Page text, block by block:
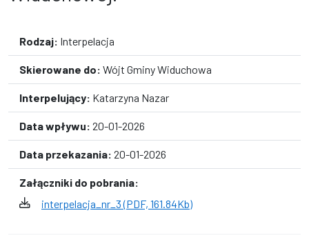
Rodzaj: Interpelacja
Skierowane do: Wójt Gminy Widuchowa
Interpelujący: Katarzyna Nazar
Data wpływu: 20-01-2026
Data przekazania: 20-01-2026
Załączniki do pobrania:
interpelacja_nr_3 (PDF, 161.84Kb)